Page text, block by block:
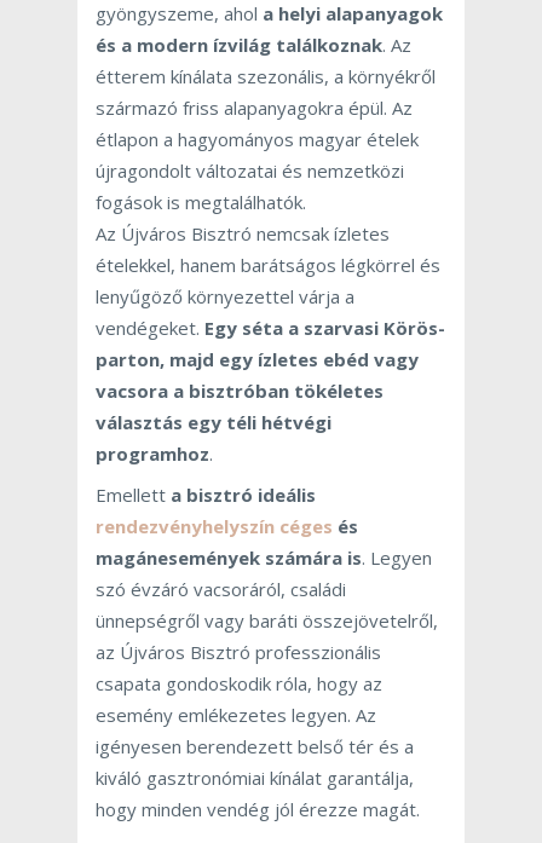
gyöngyszeme, ahol a helyi alapanyagok
és a modern ízvilág találkoznak. Az
étterem kínálata szezonális, a környékről
származó friss alapanyagokra épül. Az
étlapon a hagyományos magyar ételek
újragondolt változatai és nemzetközi
fogások is megtalálhatók.
Az Újváros Bisztró nemcsak ízletes
ételekkel, hanem barátságos légkörrel és
lenyűgöző környezettel várja a
vendégeket. Egy séta a szarvasi Körös-
parton, majd egy ízletes ebéd vagy
vacsora a bisztróban tökéletes
választás egy téli hétvégi
programhoz.
Emellett a bisztró ideális
rendezvényhelyszín céges és
magánesemények számára is. Legyen
szó évzáró vacsoráról, családi
ünnepségről vagy baráti összejövetelről,
az Újváros Bisztró professzionális
csapata gondoskodik róla, hogy az
esemény emlékezetes legyen. Az
igényesen berendezett belső tér és a
kiváló gasztronómiai kínálat garantálja,
hogy minden vendég jól érezze magát.